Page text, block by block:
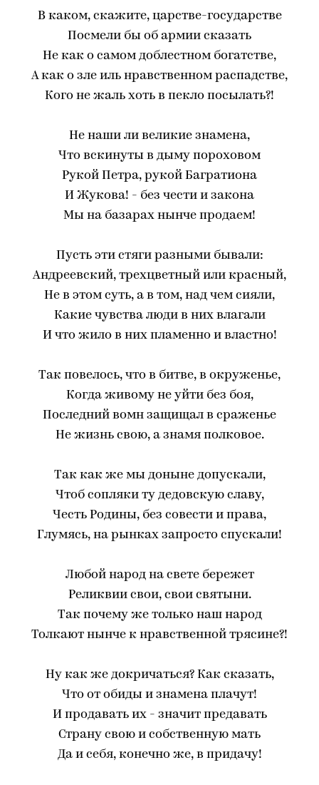
В каком, скажите, царстве-государстве
Посмели бы об армии сказать
Не как о самом доблестном богатстве,
А как о зле иль нравственном распадстве,
Кого не жаль хоть в пекло посылать?!
Не наши ли великие знамена,
Что вскинуты в дыму пороховом
Рукой Петра, рукой Багратиона
И Жукова! - без чести и закона
Мы на базарах нынче продаем!
Пусть эти стяги разными бывали:
Андреевский, трехцветный или красный,
Не в этом суть, а в том, над чем сияли,
Какие чувства люди в них влагали
И что жило в них пламенно и властно!
Так повелось, что в битве, в окруженье,
Когда живому не уйти без боя,
Последний вомн защищал в сраженье
Не жизнь свою, а знамя полковое.
Так как же мы доныне допускали,
Чтоб сопляки ту дедовскую славу,
Честь Родины, без совести и права,
Глумясь, на рынках запросто спускали!
Любой народ на свете бережет
Реликвии свои, свои святыни.
Так почему же только наш народ
Толкают нынче к нравственной трясине?!
Ну как же докричаться? Как сказать,
Что от обиды и знамена плачут!
И продавать их - значит предавать
Страну свою и собственную мать
Да и себя, конечно же, в придачу!